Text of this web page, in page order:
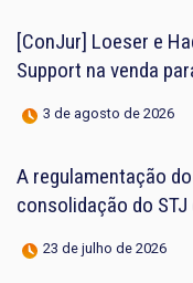
[ConJur] Loeser e
Support na venda
3 de agosto de 2026
A regulamentação
consolidação do
23 de julho de 2026